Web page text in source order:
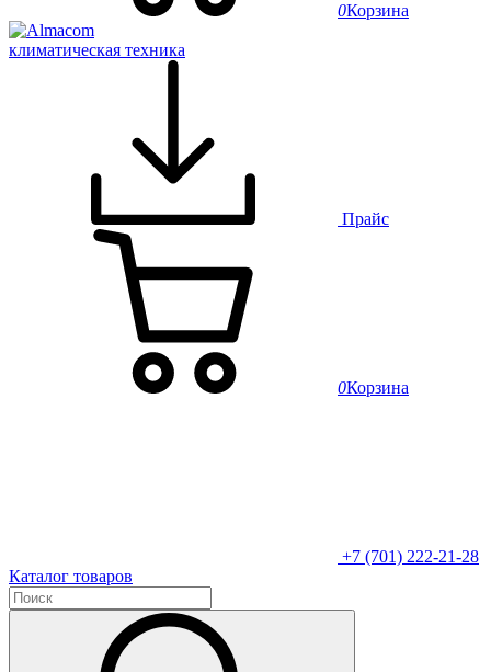
0Корзина
климатическая техника
Прайс
0Корзина
+7 (701) 222-21-28
Каталог товаров